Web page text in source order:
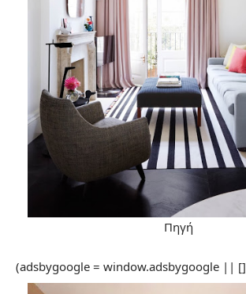
Πηγή
(adsbygoogle = window.adsbygoogle ||